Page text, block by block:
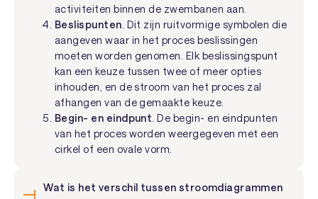
activiteiten binnen de zwembanen aan.
Beslispunten . Dit zijn ruitvormige symbolen die
aangeven waar in het proces beslissingen
moeten worden genomen. Elk beslissingspunt
kan een keuze tussen twee of meer opties
inhouden, en de stroom van het proces zal
afhangen van de gemaakte keuze.
Begin- en eindpunt . De begin- en eindpunten
van het proces worden weergegeven met een
cirkel of een ovale vorm.
Wat is het verschil tussen stroomdiagrammen